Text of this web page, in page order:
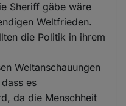
Sheriff gäbe wäre
Weltfrieden.
die Politik in ihrem
Weltanschauungen
es
da die Menschheit